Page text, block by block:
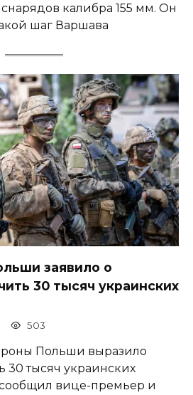
калибра 155 мм. Он
шаг Варшава
заявило о
30 тысяч украинских
503
Польши выразило
30 тысяч украинских
вице-премьер и